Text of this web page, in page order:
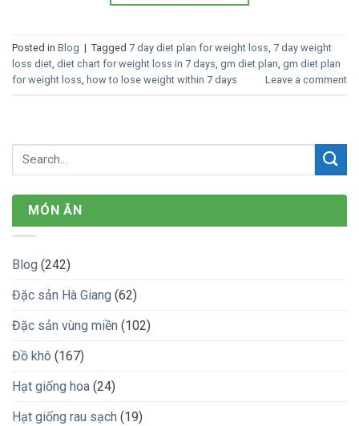
Posted in Blog | Tagged 7 day diet plan for weight loss 7 day weight
loss diet diet chart for weight loss in 7 days gm diet plan gm diet plan
for weight loss how to lose weight within 7 days Leave a comment
MÓN ĂN
Blog (242)
Đặc sản Hà Giang (62)
Đặc sản vùng miền (102)
Đồ khô (167)
Hạt giống hoa (24)
Hạt giống rau sạch (19)